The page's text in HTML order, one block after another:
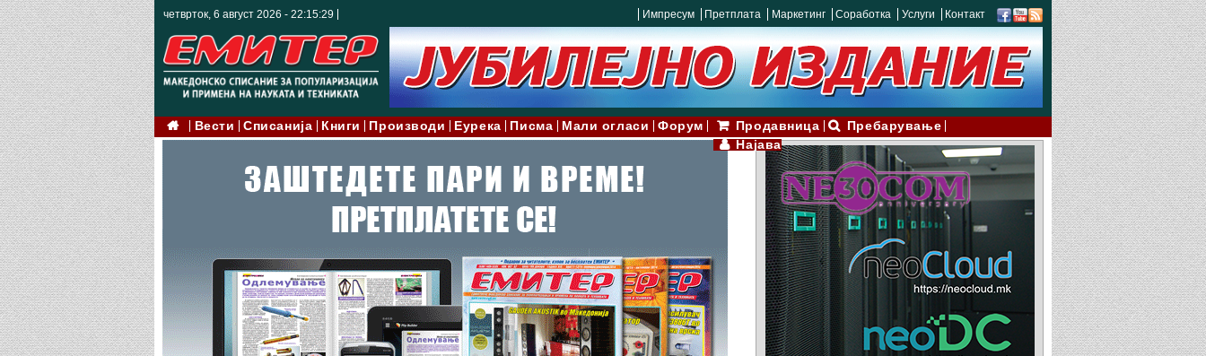
четврток, 6 август 2026 - 22:15:31 Импресум Претплата Маркетинг Соработка Услуги Контакт
Вести Списанија Книги Производи Еурека Писма Мали огласи Форум Продавница
Пребарување
Најава